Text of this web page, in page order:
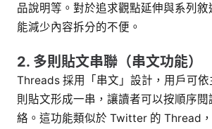
品說明等。對於追求觀點延伸與系列
能減少內容拆分的不便。
2. 多則貼文串聯（串文功能）
Threads 採用「串文」設計，用戶可
則貼文形成一串，讓讀者可以按順序
絡。這功能類似於 Twitter 的 Thread